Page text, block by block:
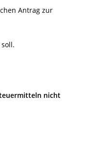
Antrag zur
nicht